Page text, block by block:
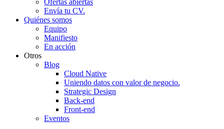
Envía tu CV.
Quiénes somos
Equipo
Manifiesto
En acción
Otros
Blog
Cloud Native
Uniendo datos con valor de negocio.
Strategic Design
Back-end
Front-end
Eventos